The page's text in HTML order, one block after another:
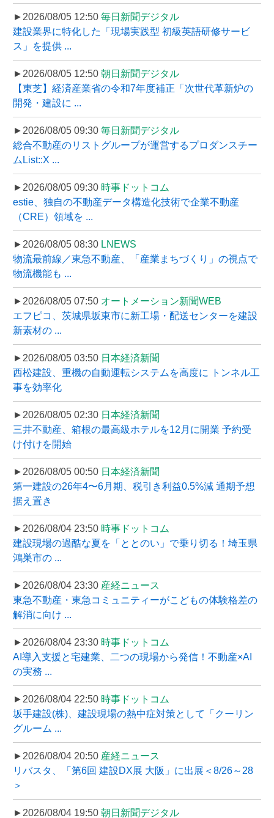
►2026/08/05 12:50 毎日新聞デジタル
建設業界に特化した「現場実践型 初級英語研修サービ
ス」を提供 ...
►2026/08/05 12:50 朝日新聞デジタル
【東芝】経済産業省の令和7年度補正「次世代革新炉の
開発・建設に ...
►2026/08/05 09:30 毎日新聞デジタル
総合不動産のリストグループが運営するプロダンスチー
ムList::X ...
►2026/08/05 09:30 時事ドットコム
estie、独自の不動産データ構造化技術で企業不動産
（CRE）領域を ...
►2026/08/05 08:30 LNEWS
物流最前線／東急不動産、「産業まちづくり」の視点で
物流機能も ...
►2026/08/05 07:50 オートメーション新聞WEB
エフピコ、茨城県坂東市に新工場・配送センターを建設
新素材の ...
►2026/08/05 03:50 日本経済新聞
西松建設、重機の自動運転システムを高度に トンネル工
事を効率化
►2026/08/05 02:30 日本経済新聞
三井不動産、箱根の最高級ホテルを12月に開業 予約受
け付けを開始
►2026/08/05 00:50 日本経済新聞
第一建設の26年4〜6月期、税引き利益0.5%減 通期予想
据え置き
►2026/08/04 23:50 時事ドットコム
建設現場の過酷な夏を「ととのい」で乗り切る！埼玉県
鴻巣市の ...
►2026/08/04 23:30 産経ニュース
東急不動産・東急コミュニティーがこどもの体験格差の
解消に向け ...
►2026/08/04 23:30 時事ドットコム
AI導入支援と宅建業、二つの現場から発信！不動産×AI
の実務 ...
►2026/08/04 22:50 時事ドットコム
坂手建設(株)、建設現場の熱中症対策として「クーリン
グルーム ...
►2026/08/04 20:50 産経ニュース
リバスタ、「第6回 建設DX展 大阪」に出展＜8/26～28
＞
►2026/08/04 19:50 朝日新聞デジタル